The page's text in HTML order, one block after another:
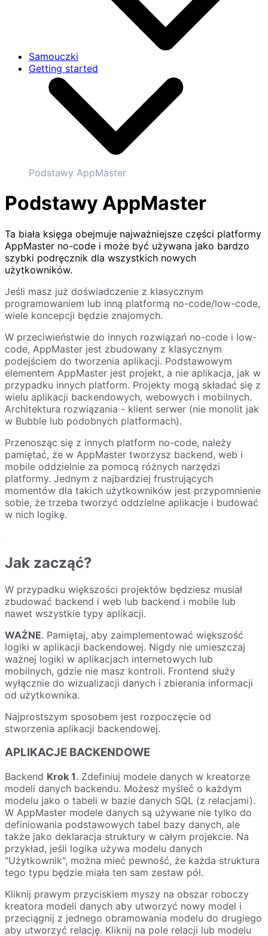
Samouczki
Getting started
Podstawy AppMaster
Podstawy AppMaster
Ta biała księga obejmuje najważniejsze części platformy
AppMaster no-code i może być używana jako bardzo
szybki podręcznik dla wszystkich nowych
użytkowników.
Jeśli masz już doświadczenie z klasycznym
programowaniem lub inną platformą no-code/low-code,
wiele koncepcji będzie znajomych.
W przeciwieństwie do innych rozwiązań no-code i low-
code, AppMaster jest zbudowany z klasycznym
podejściem do tworzenia aplikacji. Podstawowym
elementem AppMaster jest projekt, a nie aplikacja, jak w
przypadku innych platform. Projekty mogą składać się z
wielu aplikacji backendowych, webowych i mobilnych.
Architektura rozwiązania - klient serwer (nie monolit jak
w Bubble lub podobnych platformach).
Przenosząc się z innych platform no-code, należy
pamiętać, że w AppMaster tworzysz backend, web i
mobile oddzielnie za pomocą różnych narzędzi
platformy. Jednym z najbardziej frustrujących
momentów dla takich użytkowników jest przypomnienie
sobie, że trzeba tworzyć oddzielne aplikacje i budować
w nich logikę.
Jak zacząć?
W przypadku większości projektów będziesz musiał
zbudować backend i web lub backend i mobile lub
nawet wszystkie typy aplikacji.
WAŻNE. Pamiętaj, aby zaimplementować większość
logiki w aplikacji backendowej. Nigdy nie umieszczaj
ważnej logiki w aplikacjach internetowych lub
mobilnych, gdzie nie masz kontroli. Frontend służy
wyłącznie do wizualizacji danych i zbierania informacji
od użytkownika.
Najprostszym sposobem jest rozpoczęcie od
stworzenia aplikacji backendowej.
APLIKACJE BACKENDOWE
Backend Krok 1. Zdefiniuj modele danych w kreatorze
modeli danych backendu. Możesz myśleć o każdym
modelu jako o tabeli w bazie danych SQL (z relacjami).
W AppMaster modele danych są używane nie tylko do
definiowania podstawowych tabel bazy danych, ale
także jako deklaracja struktury w całym projekcie. Na
przykład, jeśli logika używa modelu danych
"Użytkownik", można mieć pewność, że każda struktura
tego typu będzie miała ten sam zestaw pól.
Kliknij prawym przyciskiem myszy na obszar roboczy
kreatora modeli danych aby utworzyć nowy model i
przeciągnij z jednego obramowania modelu do drugiego
aby utworzyć relację. Kliknij na pole relacji lub modelu